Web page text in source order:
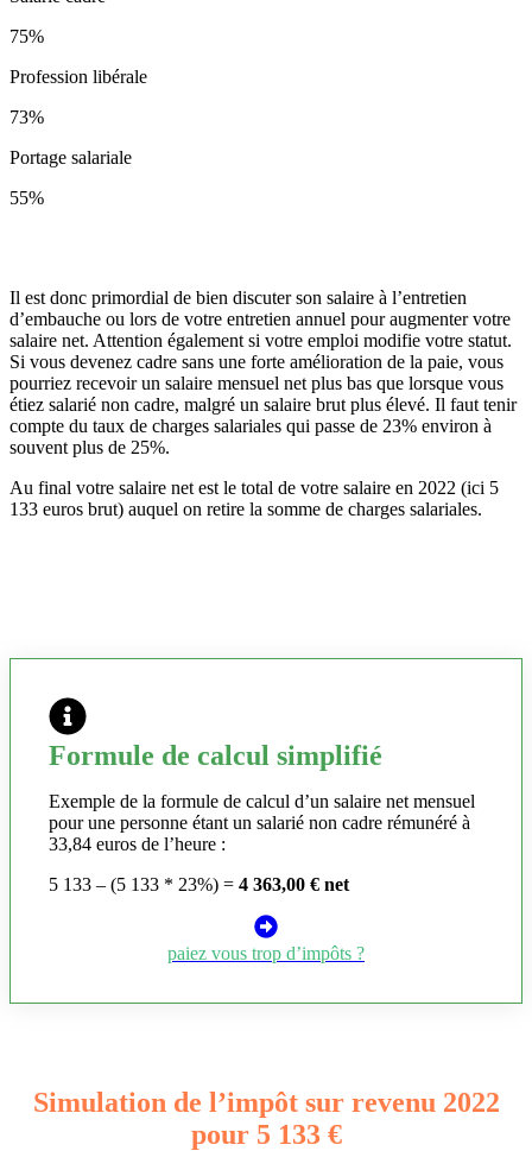
75%
Profession libérale
73%
Portage salariale
55%
Il est donc primordial de bien discuter son salaire à l’entretien
d’embauche ou lors de votre entretien annuel pour augmenter votre
salaire net. Attention également si votre emploi modifie votre statut.
Si vous devenez cadre sans une forte amélioration de la paie, vous
pourriez recevoir un salaire mensuel net plus bas que lorsque vous
étiez salarié non cadre, malgré un salaire brut plus élevé. Il faut tenir
compte du taux de charges salariales qui passe de 23% environ à
souvent plus de 25%.
Au final votre salaire net est le total de votre salaire en 2022 (ici 5
133 euros brut) auquel on retire la somme de charges salariales.
Formule de calcul simplifié
Exemple de la formule de calcul d’un salaire net mensuel
pour une personne étant un salarié non cadre rémunéré à
33,84 euros de l’heure :
5 133 – (5 133 * 23%) = 4 363,00 € net
paiez vous trop d’impôts ?
Simulation de l’impôt sur revenu 2022
pour 5 133 €